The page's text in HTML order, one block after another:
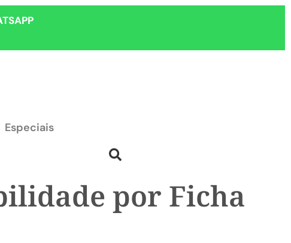
Especiais
por Ficha